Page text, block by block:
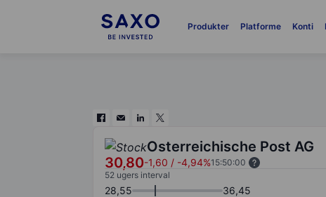
Produkter Platforme Konti
Osterreichische Post AG
30,80-1,60 / -4,94%15:50:00
52 ugers interval
28,55 36,45